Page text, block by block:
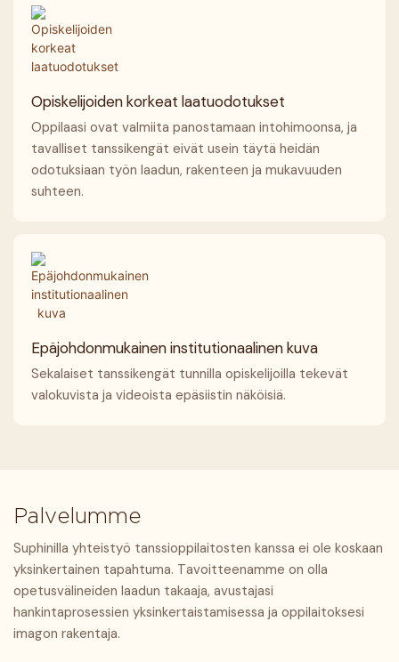
Opiskelijoiden korkeat laatuodotukset
Oppilaasi ovat valmiita panostamaan intohimoonsa, ja
tavalliset tanssikengät eivät usein täytä heidän
odotuksiaan työn laadun, rakenteen ja mukavuuden
suhteen.
Epäjohdonmukainen institutionaalinen kuva
Sekalaiset tanssikengät tunnilla opiskelijoilla tekevät
valokuvista ja videoista epäsiistin näköisiä.
Palvelumme
Suphinilla yhteistyö tanssioppilaitosten kanssa ei ole koskaan
yksinkertainen tapahtuma. Tavoitteenamme on olla
opetusvälineiden laadun takaaja, avustajasi
hankintaprosessien yksinkertaistamisessa ja oppilaitoksesi
imagon rakentaja.